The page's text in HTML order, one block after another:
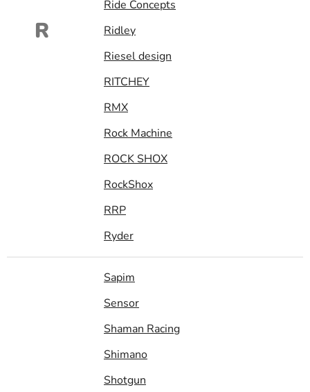
R
Ride Concepts
Ridley
Riesel design
RITCHEY
RMX
Rock Machine
ROCK SHOX
RockShox
RRP
Ryder
Sapim
Sensor
Shaman Racing
Shimano
Shotgun